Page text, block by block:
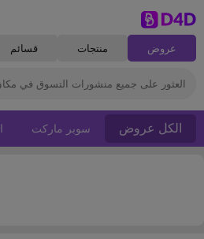
عروض منتجات قسائم
الكل عروض سوبر ماركت